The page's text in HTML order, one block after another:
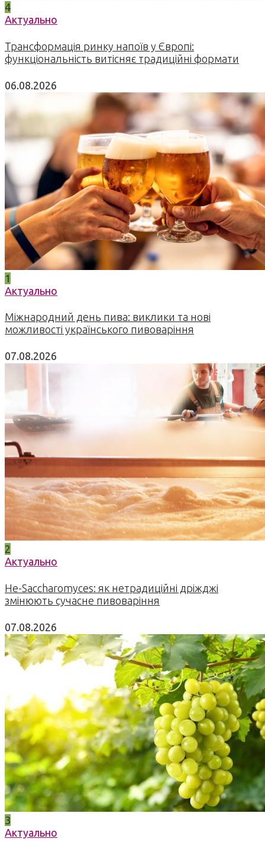
4
Актуально
Трансформація ринку напоїв у Європі:
функціональність витісняє традиційні формати
06.08.2026
1
Актуально
Міжнародний день пива: виклики та нові
можливості українського пивоваріння
07.08.2026
2
Актуально
Не-Saccharomyces: як нетрадиційні дріжджі
змінюють сучасне пивоваріння
07.08.2026
3
Актуально